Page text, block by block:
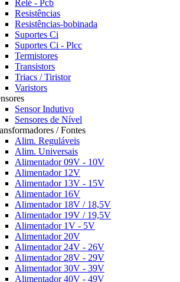
Relé - Pcb
Resistências
Resistências-bobinada
Suportes Ci
Suportes Ci - Plcc
Termistores
Transistors
Triacs / Tiristor
Varistors
Sensor Indutivo
Sensores de Nível
/ Fontes
Alim. Reguláveis
Alim. Universais
Alimentador 09V - 10V
Alimentador 12V
Alimentador 13V - 15V
Alimentador 16V
Alimentador 18V / 18,5V
Alimentador 19V / 19,5V
Alimentador 1V - 5V
Alimentador 20V
Alimentador 24V - 26V
Alimentador 28V - 29V
Alimentador 30V - 39V
Alimentador 40V - 49V